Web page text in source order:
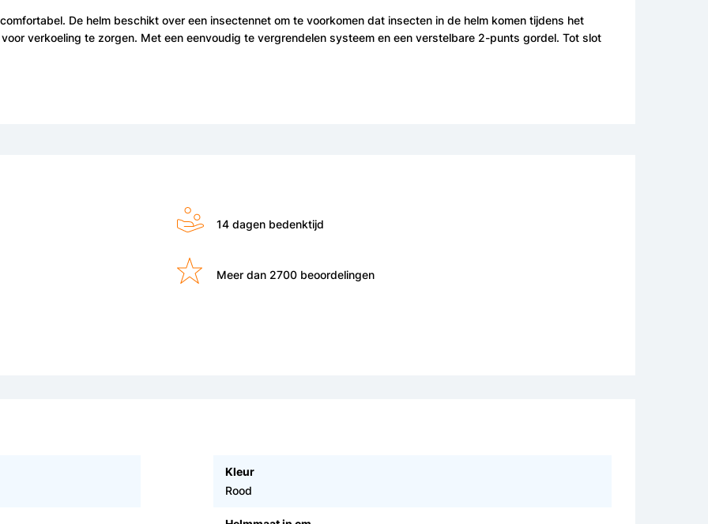
14 dagen bedenktijd
Meer dan 2700 beoordelingen
De helm beschikt over een insectennet om te voorkomen dat insecten in de helm komen tijdens het
verkoeling te zorgen. Met een eenvoudig te vergrendelen systeem en een verstelbare 2-punts gordel. Tot slot
Kleur
Rood